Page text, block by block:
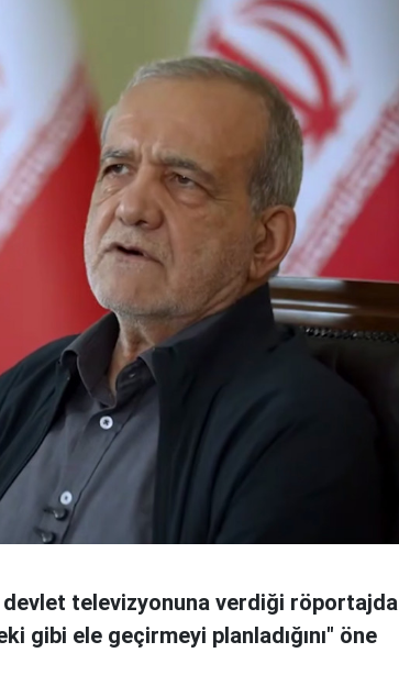
devlet televizyonuna verdiği röportajda
gibi ele geçirmeyi planladığını" öne